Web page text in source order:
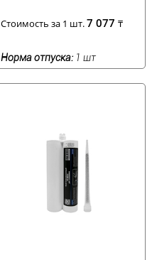
Стоимость за 1 шт.7 077₸
Норма отпуска: 1 шт